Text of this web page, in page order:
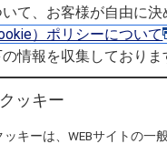
なお子様向けのお食
て、お客様が自由に
）ポリシーについて
情報を収集しておりま
ッキー
ッキーは、WEBサイトの一